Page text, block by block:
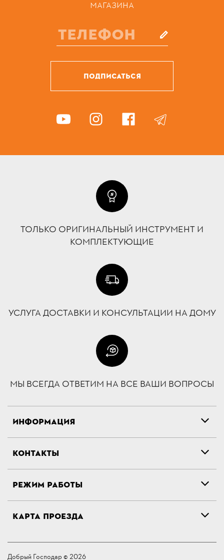
МАГАЗИНА
ПОДПИСАТЬСЯ
ТОЛЬКО ОРИГИНАЛЬНЫЙ ИНСТРУМЕНТ И
КОМПЛЕКТУЮЩИЕ
УСЛУГА ДОСТАВКИ И КОНСУЛЬТАЦИИ НА ДОМУ
МЫ ВСЕГДА ОТВЕТИМ НА ВСЕ ВАШИ ВОПРОСЫ
ИНФОРМАЦИЯ
КОНТАКТЫ
РЕЖИМ РАБОТЫ
КАРТА ПРОЕЗДА
Добрый Господар © 2026